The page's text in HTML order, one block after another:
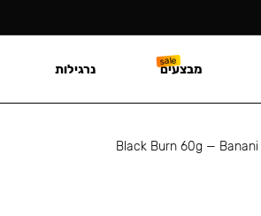
Black Burn 60g — Banani
מבצעים נרגילות